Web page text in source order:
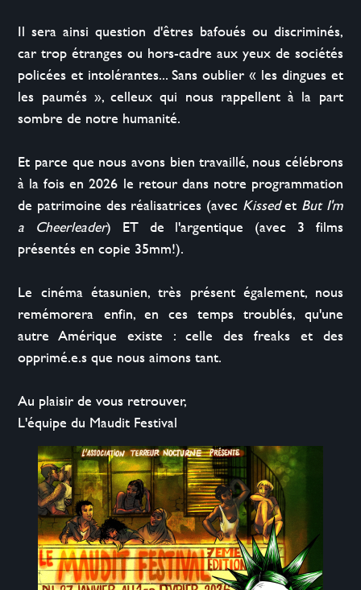
Il sera ainsi question d'êtres bafoués ou discriminés,
car trop étranges ou hors-cadre aux yeux de sociétés
policées et intolérantes... Sans oublier « les dingues et
les paumés », celleux qui nous rappellent à la part
sombre de notre humanité.
Et parce que nous avons bien travaillé, nous célébrons
à la fois en 2026 le retour dans notre programmation
de patrimoine des réalisatrices (avec Kissed et But I'm
a Cheerleader) ET de l'argentique (avec 3 films
présentés en copie 35mm!).
Le cinéma étasunien, très présent également, nous
remémorera enfin, en ces temps troublés, qu'une
autre Amérique existe : celle des freaks et des
opprimé.e.s que nous aimons tant.
Au plaisir de vous retrouver,